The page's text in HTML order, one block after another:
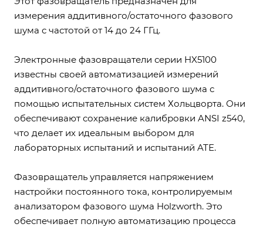
измерения аддитивного/остаточного фазового
шума с частотой от 14 до 24 ГГц.
Электронные фазовращатели серии HX5100
известны своей автоматизацией измерений
аддитивного/остаточного фазового шума с
помощью испытательных систем Хольцворта. Они
обеспечивают сохранение калибровки ANSI z540,
что делает их идеальным выбором для
лабораторных испытаний и испытаний ATE.
Фазовращатель управляется напряжением
настройки постоянного тока, контролируемым
анализатором фазового шума Holzworth. Это
обеспечивает полную автоматизацию процесса